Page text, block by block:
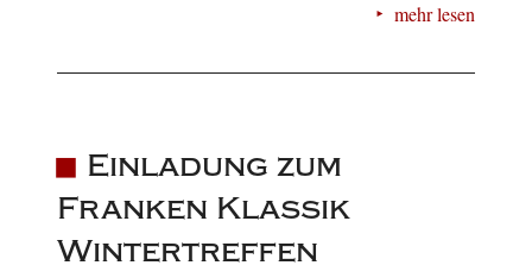
mehr lesen
Einladung zum
Franken Klassik
Wintertreffen